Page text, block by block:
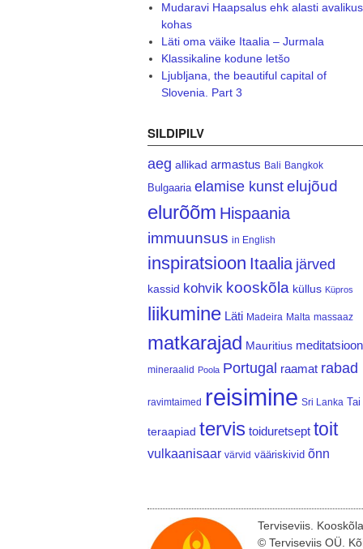
Mudaravi Haapsalus ehk alasti avalikus
kohas
Läti oma väike Itaalia – Jurmala
Klassikaline kodune letšo
Ljubljana, the beautiful capital of
Slovenia. Part 3
SILDIPILV
aeg allikad armastus Bali Bangkok
Bulgaaria elamise kunst elujõud
elurõõm Hispaania
immuunsus in English
inspiratsioon Itaalia järved
kassid kohvik kooskõla küllus Küpros
liikumine Läti Madeira Malta massaaz
matkarajad Mauritius meditatsioon
mineraalid Poola Portugal raamat rabad
ravimtaimed reisimine Sri Lanka Tai
teraapiad tervis toiduretsept toit
vulkaanisaar värvid vääriskivid õnn
Terviseviis.
© Terviseviis OÜ.